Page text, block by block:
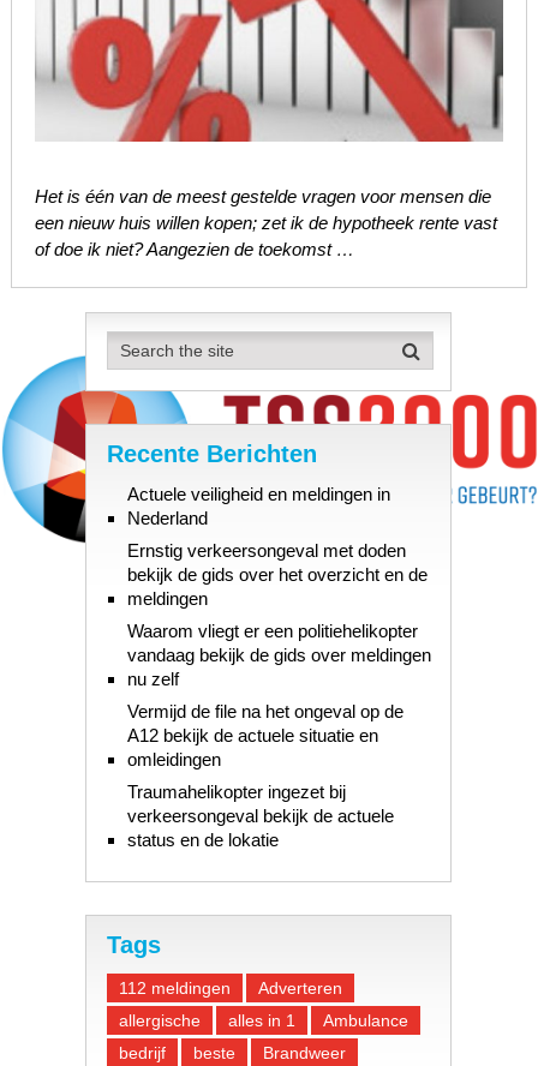
Het is één van de meest gestelde vragen voor mensen die
een nieuw huis willen kopen; zet ik de hypotheek rente vast
of doe ik niet? Aangezien de toekomst …
Recente Berichten
Actuele veiligheid en meldingen in
Nederland
Ernstig verkeersongeval met doden
bekijk de gids over het overzicht en de
meldingen
Waarom vliegt er een politiehelikopter
vandaag bekijk de gids over meldingen
nu zelf
Vermijd de file na het ongeval op de
A12 bekijk de actuele situatie en
omleidingen
Traumahelikopter ingezet bij
verkeersongeval bekijk de actuele
status en de lokatie
Tags
112 meldingen
Adverteren
allergische
alles in 1
Ambulance
bedrijf
beste Brandweer